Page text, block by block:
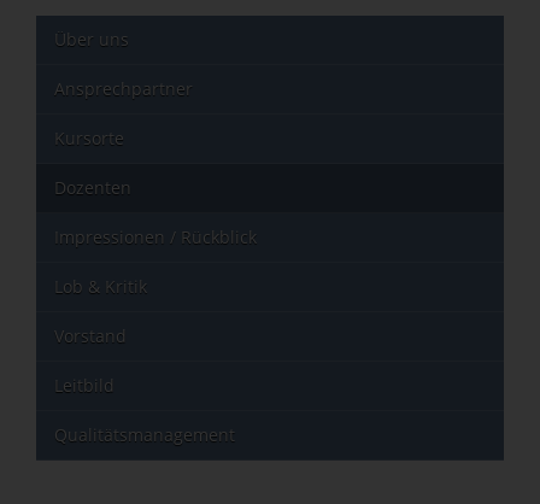
Über uns
Ansprechpartner
Kursorte
Dozenten
Impressionen / Rückblick
Lob & Kritik
Vorstand
Leitbild
Qualitätsmanagement